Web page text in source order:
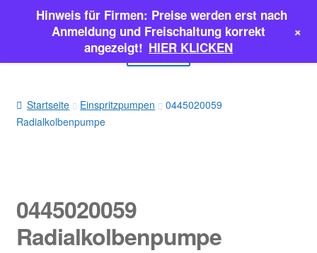
springen
springen
Menü
INJEKTOREN
Classic Parts
Startseite Einspritzpumpen
0445020059
Radialkolbenpumpe
0445020059
Radialkolbenpumpe
Hinweis für Firmen: Preise werden erst nach
Anmeldung und Freischaltung korrekt
angezeigt! HIER KLICKEN
+